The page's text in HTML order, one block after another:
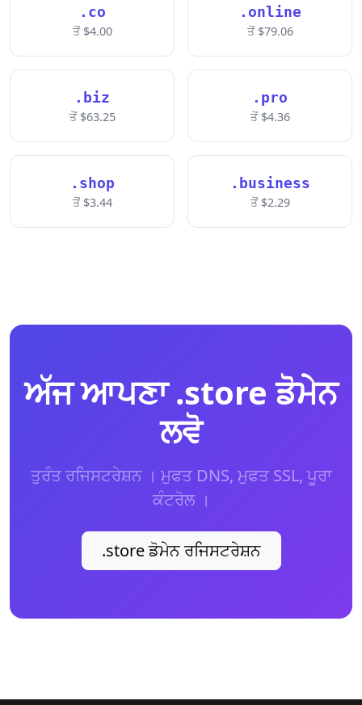
.co
ਤੋਂ $4.00
.online
ਤੋਂ $79.06
.biz
ਤੋਂ $63.25
.pro
ਤੋਂ $4.36
.shop
ਤੋਂ $3.44
.business
ਤੋਂ $2.29
ਅੱਜ ਆਪਣਾ .store ਡੋਮੇਨ
ਲਵੋ
ਤੁਰੰਤ ਰਜਿਸਟਰੇਸ਼ਨ । ਮੁਫਤ DNS, ਮੁਫਤ SSL, ਪੂਰਾ
ਕੰਟਰੋਲ ।
.store ਡੋਮੇਨ ਰਜਿਸਟਰੇਸ਼ਨ